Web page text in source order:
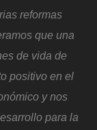
reformas
que una
de vida de
positivo en el
y nos
para la